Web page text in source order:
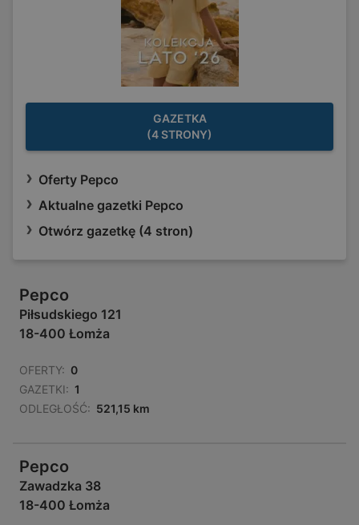
GAZETKA
(4 STRONY)
Oferty Pepco
Aktualne gazetki Pepco
Otwórz gazetkę (4 stron)
Pepco
Piłsudskiego 121
18-400 Łomża
OFERTY: 0
GAZETKI: 1
ODLEGŁOŚĆ: 521,15 km
Pepco
Zawadzka 38
18-400 Łomża